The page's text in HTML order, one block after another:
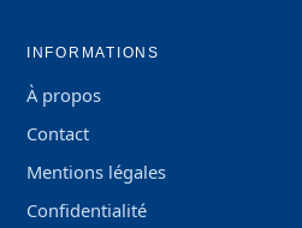
INFORMATIONS
À propos
Contact
Mentions légales
Confidentialité